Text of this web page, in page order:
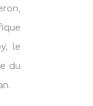
le
du